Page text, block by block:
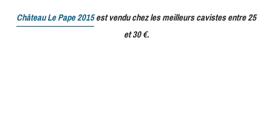
Château Le Pape 2015est vendu chez les meilleurs cavistes entre 25
et 30 €.